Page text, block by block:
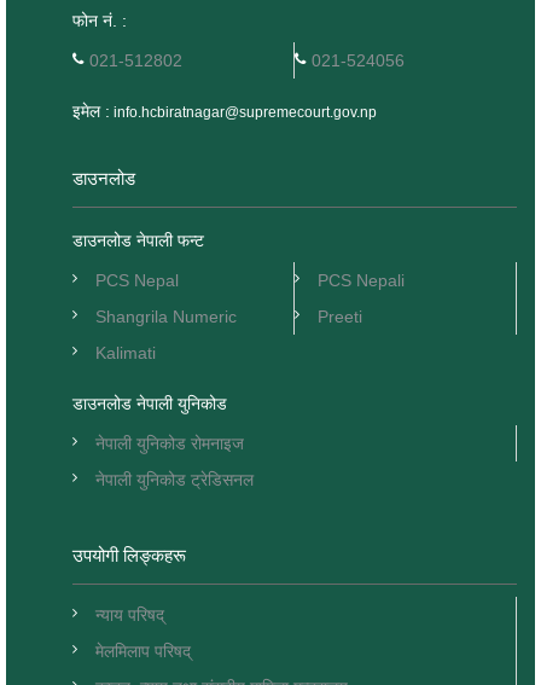
फोन नं. :
021-512802 021-524056
इमेल : info.hcbiratnagar@supremecourt.gov.np
डाउनलोड
डाउनलोड नेपाली फन्ट
PCS Nepal
PCS Nepali
Shangrila Numeric
Preeti
Kalimati
डाउनलोड नेपाली युनिकोड
नेपाली युनिकोड रोमनाइज
नेपाली युनिकोड ट्रेडिसनल
उपयोगी लिङ्कहरू
न्याय परिषद्
मेलमिलाप परिषद्